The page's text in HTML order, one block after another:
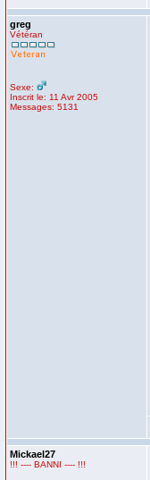
greg
Vétéran
Sexe:
Inscrit le: 11 Avr 2005
Messages: 5131
Mickael27
!!! ---- BANNI ---- !!!